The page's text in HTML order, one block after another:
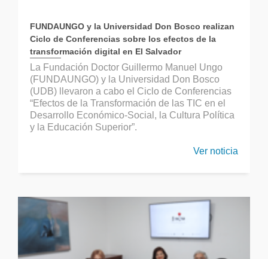
FUNDAUNGO y la Universidad Don Bosco realizan
Ciclo de Conferencias sobre los efectos de la
transformación digital en El Salvador
La Fundación Doctor Guillermo Manuel Ungo
(FUNDAUNGO) y la Universidad Don Bosco
(UDB) llevaron a cabo el Ciclo de Conferencias
“Efectos de la Transformación de las TIC en el
Desarrollo Económico-Social, la Cultura Política
y la Educación Superior”.
Ver noticia